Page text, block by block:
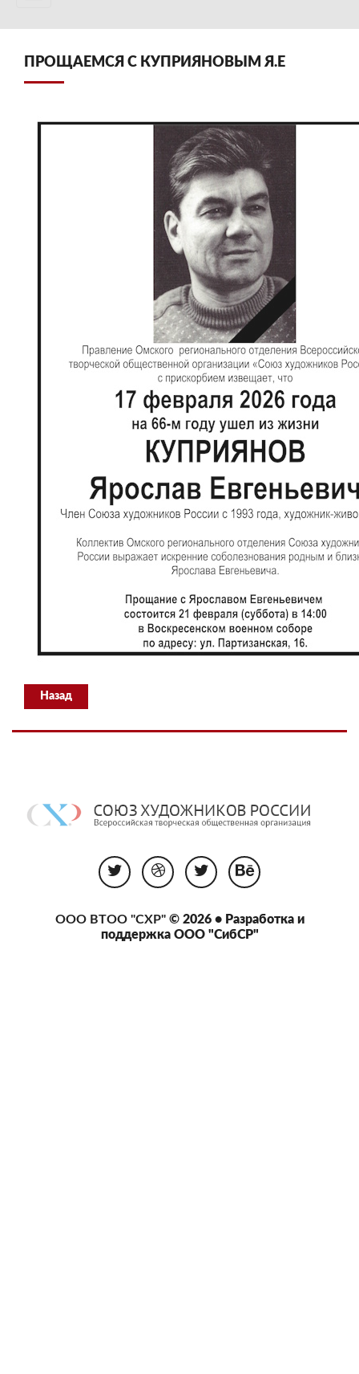
ПРОЩАЕМСЯ С КУПРИЯНОВЫМ Я.Е
Назад
ООО ВТОО "СХР"© 2026 • Разработка и
поддержка ООО "СибСР"